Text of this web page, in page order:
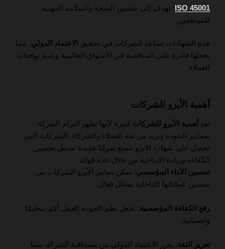
ISO 45001: تهدف إلى تحسين الصحة والسلامة المهنية
للموظفين.
هذه الشهادات تساعد الشركات في تحقيق الاعتماد الدولي، مما
يجعلها قادرة على المنافسة في الأسواق العالمية وتلبية توقعات
العملاء.
أهمية الأيزو للشركات
تعد أهمية الأيزو للشركات كبيرة لأنها تظهر التزام الشركة
بمعايير الجودة وتزيد من ثقة العملاء والشركاء. الشركات التي
تحصل على شهادة الايزو تتمتع بمزايا عديدة تشمل تحسين
الكفاءة وزيادة الإنتاجية من خلال عدة فوائد
تحسين الأداء المؤسسي: تمكن معايير الأيزو الشركات من
تحسين عملياتها الداخلية بشكل فعال.
رفع الكفاءة المؤسسية: تجعل نظم الجودة العمل أكثر تنظيمًا
وانسيابية.
تعزيز الثقة: يعزز الاعتماد الدولي من مصداقية الشركة، مما